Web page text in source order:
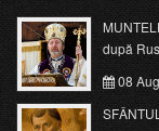
după
08